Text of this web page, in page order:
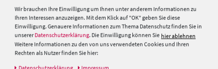
19,95 €
Wir brauchen Ihre Einwilligung um Ihnen unter anderem Informationen zu
Ihren Interessen anzuzeigen. Mit dem Klick auf "OK" geben Sie diese
Einwilligung. Genauere Informationen zum Thema Datenschutz finden Sie in
unsererDatenschutzerklärung. Die Einwilligung können Sie hier ablehnen
Weitere Informationen zu den von uns verwendeten Cookies und Ihren
Rechten als Nutzer finden Sie hier: